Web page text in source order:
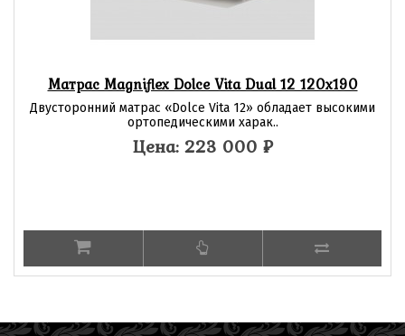
Матрас Magniflex Dolce Vita Dual 12 120х190
Двусторонний матрас «Dolce Vita 12» обладает высокими
ортопедическими харак..
Цена: 223 000 ₽